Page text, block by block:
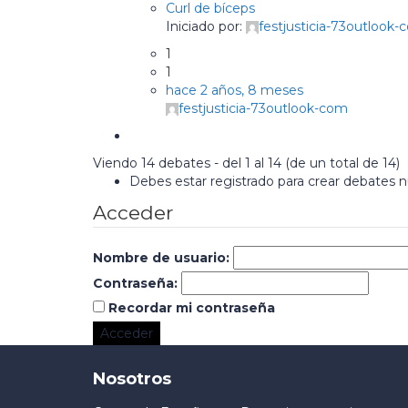
Curl de bíceps
Iniciado por:
festjusticia-73outlook-
1
1
hace 2 años, 8 meses
festjusticia-73outlook-com
Viendo 14 debates - del 1 al 14 (de un total de 14)
Debes estar registrado para crear debates
Acceder
Nombre de usuario:
Contraseña:
Recordar mi contraseña
Acceder
Nosotros